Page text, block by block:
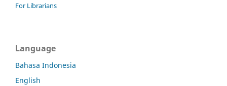
For Librarians
Language
Bahasa Indonesia
English